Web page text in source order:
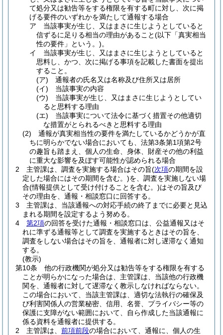
て処分又は勧告等をする権限を有する町に対し、次に掲
げる要件のいずれかを満たして通報する場合
ア
当該事実が生じ、又はまさに生じようとしていると
信ずるに足りる相当の理由があること(以下「真実相当
性の要件」という。)。
イ
当該事実が生じ、又はまさに生じようとしていると
思料し、かつ、次に掲げる事項を記載した書面を提出
すること。
(ア)
通報者の氏名又は名称及び住所又は居所
(イ)
当該事実の内容
(ウ)
当該事実が生じ、又はまさに生じようとしてい
ると思料する理由
(エ)
当該事実について法令に基づく措置その他適切
な措置がとられるべきと思料する理由
(2)
通報が真実相当性の要件を満たしているかどうかが直
ちに明らかでない場合においても、法第3条第1項第2号
の趣旨も踏まえ、個人の生命、身体、財産その他の利益
に重大な影響を及ぼす可能性が認められる場合
2
主管課は、調査を実施する場合はその旨(次項の期間を設
定した場合にはその期間を含む。)を、調査を実施しない場
合(情報提供として受け付けることを含む。)はその旨及び
その理由を、通報・相談窓口に回答する。
3
主管課は、当該通報への対応手続の終了までに必要と見込
まれる期間を設定するよう努める。
4
第2項の回答を受けた通報・相談窓口は、公益通報又はそ
れに準ずる通報等として調査を実施するときはその旨を、
調査をしない場合はその旨を、通報者に対し遅滞なく通知
する。
(教示)
第10条
他の行政機関が処分又は勧告等をする権限を有する
ことが明らかになった場合は、主管課は、当該他の行政機
関を、通報者に対して遅滞なく教示しなければならない。
この場合において、当該主管課は、適切な法執行の確保及
び利害関係人の営業秘密、信用、名誉、プライバシー等の
保護に支障がない範囲において、自ら作成した当該通報に
係る資料を通報者に提供する。
2
主管課は、 前項前段の場合において、通報に、個人の生